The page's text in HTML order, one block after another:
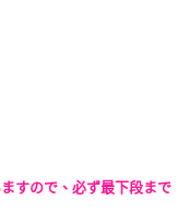
すので、必ず最下段まで